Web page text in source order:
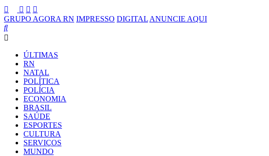
GRUPO AGORA RN IMPRESSO DIGITAL ANUNCIE AQUI
ÚLTIMAS
RN
NATAL
POLÍTICA
POLÍCIA
ECONOMIA
BRASIL
SAÚDE
ESPORTES
CULTURA
SERVIÇOS
MUNDO